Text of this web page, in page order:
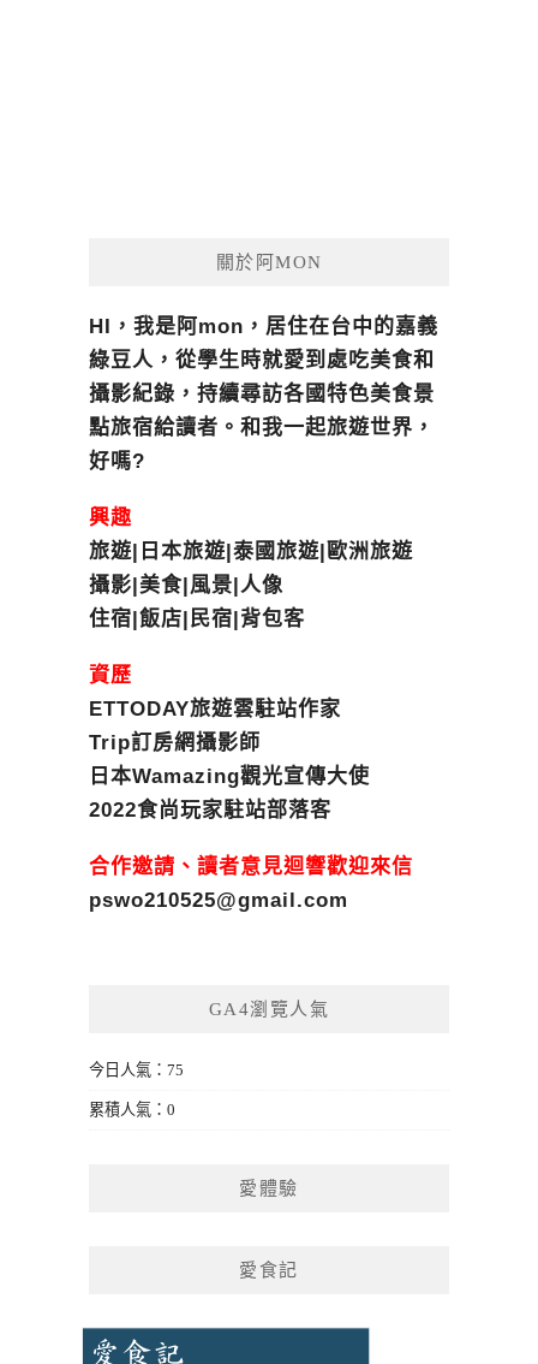
關於阿MON
HI，我是阿mon，居住在台中的嘉義
綠豆人，從學生時就愛到處吃美食和
攝影紀錄，持續尋訪各國特色美食景
點旅宿給讀者。和我一起旅遊世界，
好嗎?
興趣
旅遊|日本旅遊|泰國旅遊|歐洲旅遊
攝影|美食|風景|人像
住宿|飯店|民宿|背包客
資歷
ETTODAY旅遊雲駐站作家
Trip訂房網攝影師
日本Wamazing觀光宣傳大使
2022食尚玩家駐站部落客
合作邀請、讀者意見迴響歡迎來信
pswo210525@gmail.com
GA4瀏覽人氣
今日人氣：75
累積人氣：0
愛體驗
愛食記